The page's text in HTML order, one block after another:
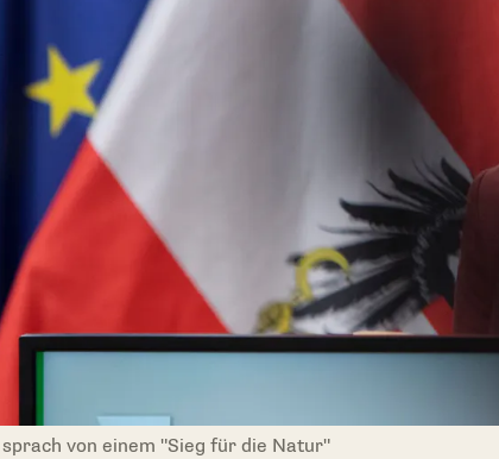
von einem "Sieg für die Natur"